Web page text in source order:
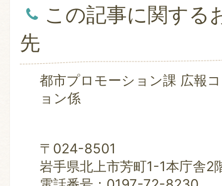
この記事に関する
先
都市プロモーション課 広報
ョン係
〒024-8501
岩手県北上市芳町1-1本庁舎2